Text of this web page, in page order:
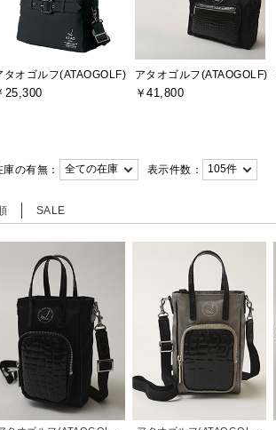
タオゴルフ(ATAOGOLF)
25,300
アタオゴルフ(ATAOGOLF)
￥41,800
庫の有無： 表示件数：
SALE